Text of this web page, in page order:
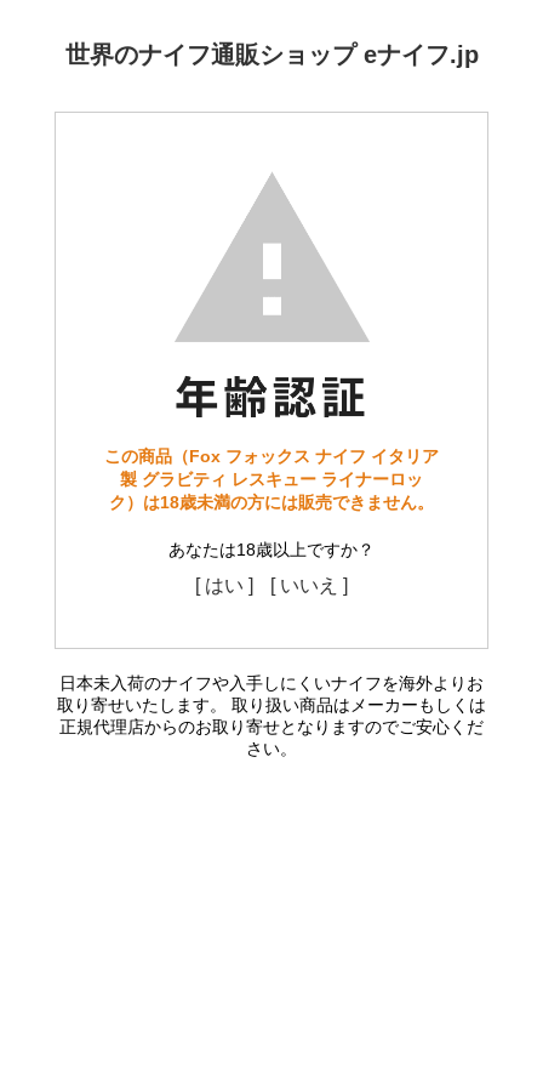
世界のナイフ通販ショップ eナイフ.jp
この商品（Fox フォックス ナイフ イタリア
製 グラビティ レスキュー ライナーロッ
ク）は18歳未満の方には販売できません。
あなたは18歳以上ですか？
[ はい ] [ いいえ ]
日本未入荷のナイフや入手しにくいナイフを海外よりお
取り寄せいたします。 取り扱い商品はメーカーもしくは
正規代理店からのお取り寄せとなりますのでご安心くだ
さい。